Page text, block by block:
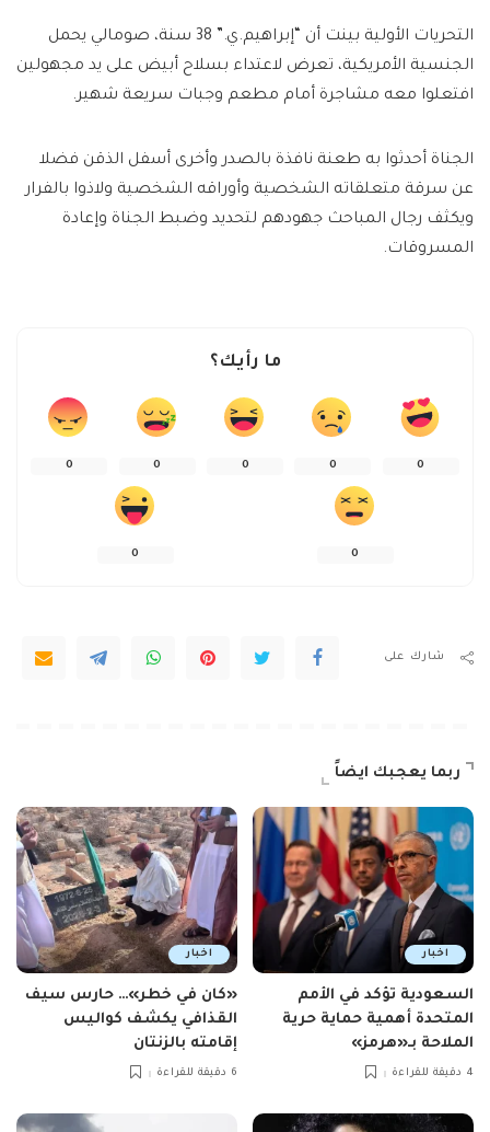
التحريات الأولية بينت أن “إبراهيم.ي.” 38 سنة، صومالي يحمل
الجنسية الأمريكية، تعرض لاعتداء بسلاح أبيض على يد مجهولين
افتعلوا معه مشاجرة أمام مطعم وجبات سريعة شهير.
الجناة أحدثوا به طعنة نافذة بالصدر وأخرى أسفل الذقن فضلا
عن سرقة متعلقاته الشخصية وأوراقه الشخصية ولاذوا بالفرار
ويكثف رجال المباحث جهودهم لتحديد وضبط الجناة وإعادة
المسروقات.
ما رأيك؟
0
0
0
0
0
0
0
شارك على
ربما يعجبك ايضاً
اخبار
السعودية تؤكد في الأمم
المتحدة أهمية حماية حرية
الملاحة بـ«هرمز»
4 دقيقة للقراءة
اخبار
«كان في خطر»… حارس سيف
القذافي يكشف كواليس
إقامته بالزنتان
6 دقيقة للقراءة